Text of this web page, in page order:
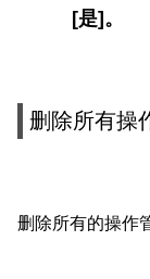
[是]。
删除所有操
删除所有的操作